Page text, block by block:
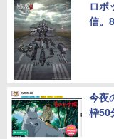
ロボ
信。
今夜
枠50